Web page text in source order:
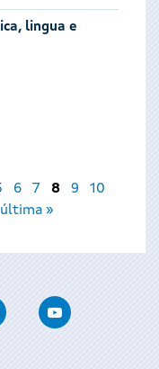
lingua e
6 7 8 9
10
última »
InstagramYoutube